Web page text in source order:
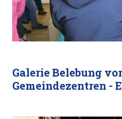
Galerie Belebung
Gemeindezentren -